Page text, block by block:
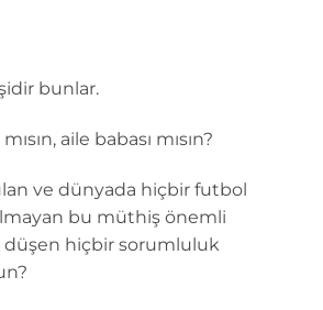
bunlar.
aile babası mısın?
ve dünyada hiçbir futbol
bu müthiş önemli
hiçbir sorumluluk